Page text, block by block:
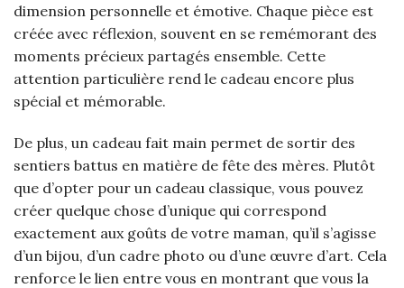
dimension personnelle et émotive. Chaque pièce est
créée avec réflexion, souvent en se remémorant des
moments précieux partagés ensemble. Cette
attention particulière rend le cadeau encore plus
spécial et mémorable.
De plus, un cadeau fait main permet de sortir des
sentiers battus en matière de fête des mères. Plutôt
que d’opter pour un cadeau classique, vous pouvez
créer quelque chose d’unique qui correspond
exactement aux goûts de votre maman, qu’il s’agisse
d’un bijou, d’un cadre photo ou d’une œuvre d’art. Cela
renforce le lien entre vous en montrant que vous la